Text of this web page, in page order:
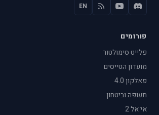
EN
פורומים
פלייט סימולטור
מועדון הטייסים
פאלקון 4.0
תעופה וביטחון
אי אל 2